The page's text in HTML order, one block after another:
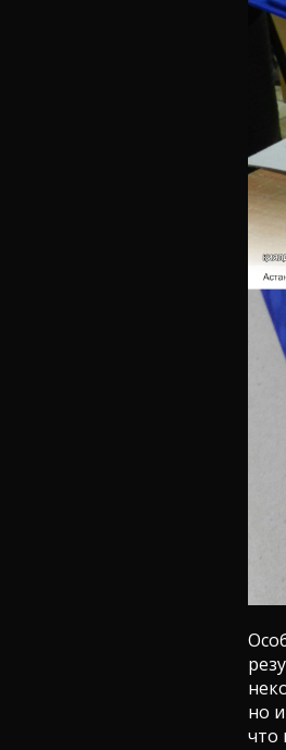
но
что